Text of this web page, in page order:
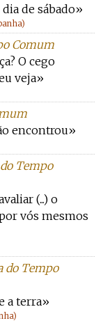
de sábado»
Comum
O cego
veja»
encontrou»
Tempo
(...) o
vós mesmos
do Tempo
a terra»